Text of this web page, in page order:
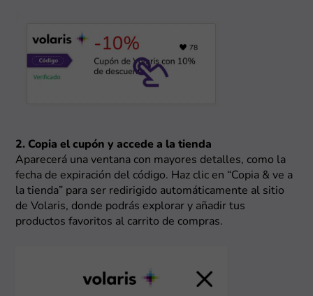
2. Copia el cupón y accede a la tienda
Aparecerá una ventana con mayores detalles, como la
fecha de expiración del código. Haz clic en “Copia & ve a
la tienda” para ser redirigido automáticamente al sitio
de Volaris, donde podrás explorar y añadir tus
productos favoritos al carrito de compras.